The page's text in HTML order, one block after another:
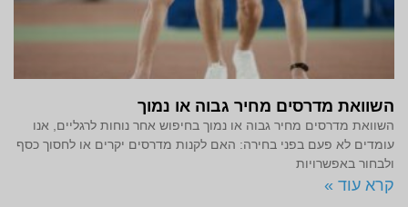
השוואת מדרסים מחיר גבוה או נמוך
השוואת מדרסים מחיר גבוה או נמוך בחיפוש אחר נוחות לרגליים, אנו
עומדים לא פעם בפני בחירה: האם לקנות מדרסים יקרים או לחסוך כסף
ולבחור באפשרויות
קרא עוד »